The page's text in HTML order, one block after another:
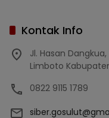
Kontak Info
Jl. Hasan
Limboto
0822 9115 1789